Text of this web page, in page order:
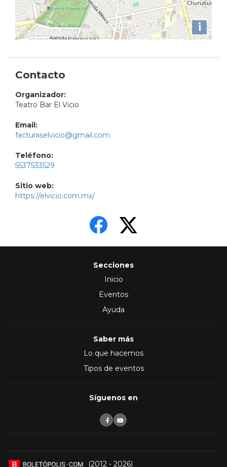
i
Contacto
Organizador:
Teatro Bar El Vicio
Email:
facturaselvicio@gmail.com
Teléfono:
5537533529
Sitio web:
https://elvicio.com.mx/
Secciones
Inicio
Eventos
Ayuda
Saber más
Lo que hacemos
Tipos de eventos
Síguenos en
(2012 - 2026)